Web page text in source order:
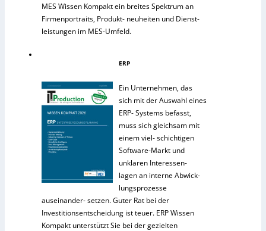
MES Wissen Kompakt ein breites Spektrum an
Firmenportraits, Produkt- neuheiten und Dienst-
leistungen im MES-Umfeld.
ERP
Ein Unternehmen, das
sich mit der Auswahl eines
ERP- Systems befasst,
muss sich gleichsam mit
einem viel- schichtigen
Software-Markt und
unklaren Interessen-
lagen an interne Abwick-
lungsprozesse
auseinander- setzen. Guter Rat bei der
Investitionsentscheidung ist teuer. ERP Wissen
Kompakt unterstützt Sie bei der gezielten